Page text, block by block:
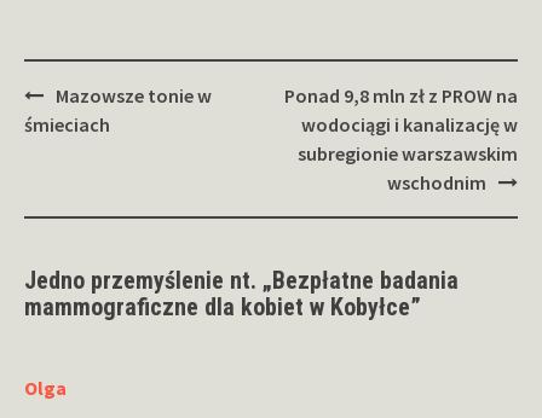
Zobacz
wpisy
Mazowsze tonie w
śmieciach
Ponad 9,8 mln zł z PROW na
wodociągi i kanalizację w
subregionie warszawskim
wschodnim
Jedno przemyślenie nt. „Bezpłatne badania
mammograficzne dla kobiet w Kobyłce”
Olga